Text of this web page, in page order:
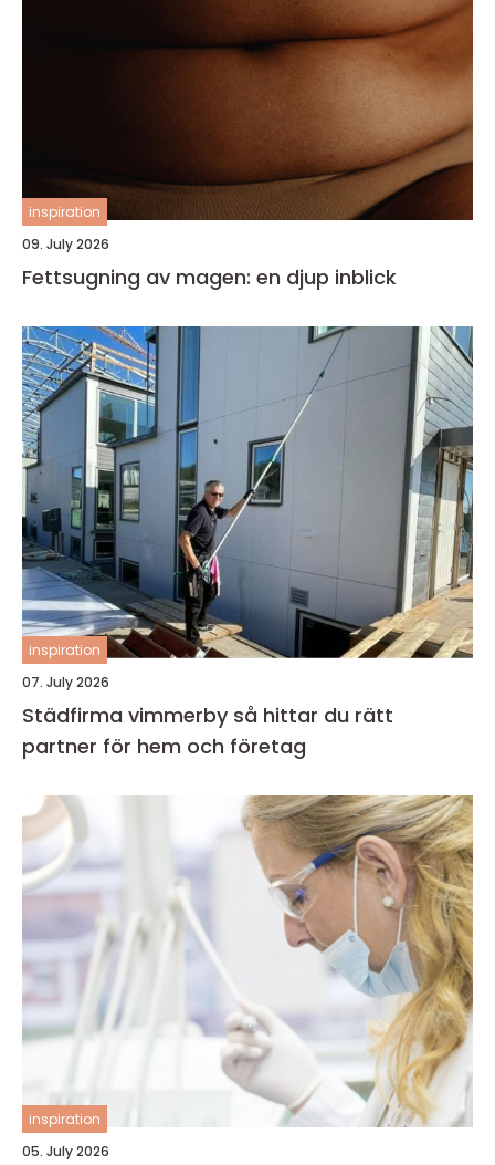
inspiration
09. July 2026
Fettsugning av magen: en djup inblick
inspiration
07. July 2026
Städfirma vimmerby så hittar du rätt
partner för hem och företag
inspiration
05. July 2026